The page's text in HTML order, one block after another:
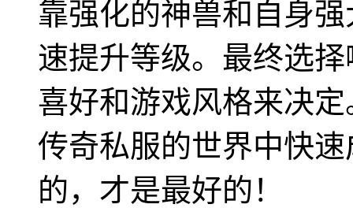
靠强化的神兽和自身
速提升等级。最终选
喜好和游戏风格来决
传奇私服的世界中快
的，才是最好的！